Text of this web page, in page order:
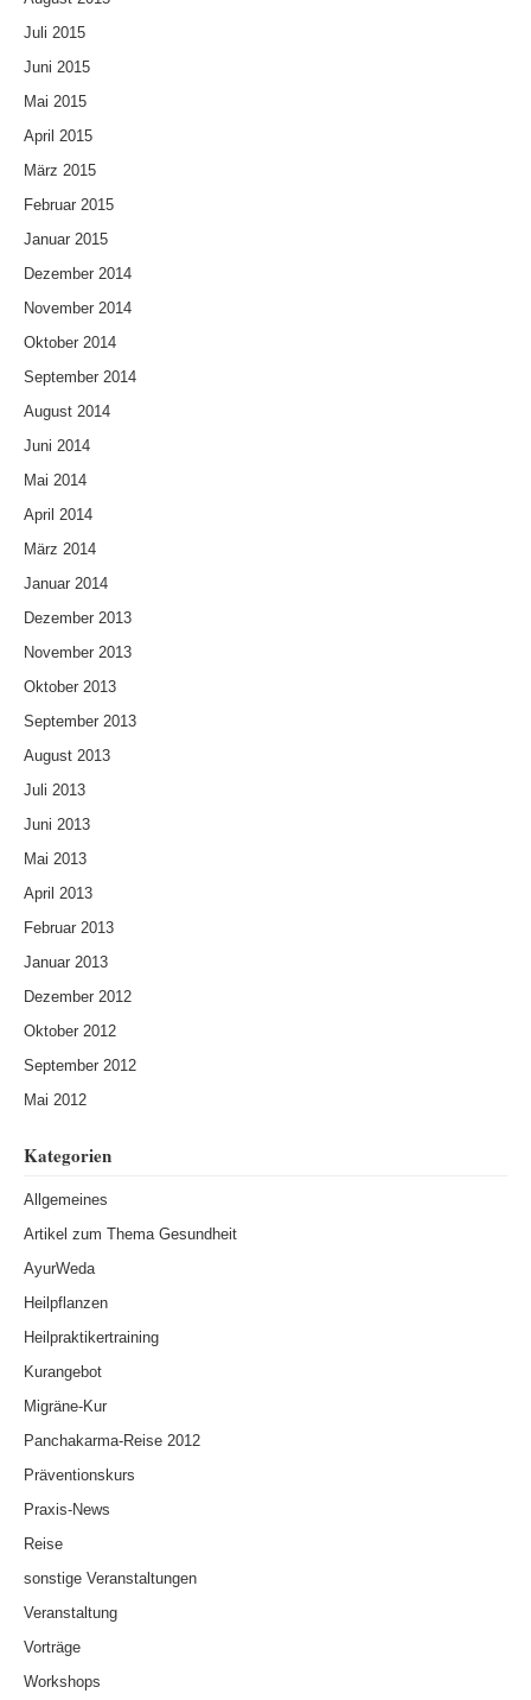
Juli 2015
Juni 2015
Mai 2015
April 2015
März 2015
Februar 2015
Januar 2015
Dezember 2014
November 2014
Oktober 2014
September 2014
August 2014
Juni 2014
Mai 2014
April 2014
März 2014
Januar 2014
Dezember 2013
November 2013
Oktober 2013
September 2013
August 2013
Juli 2013
Juni 2013
Mai 2013
April 2013
Februar 2013
Januar 2013
Dezember 2012
Oktober 2012
September 2012
Mai 2012
Kategorien
Allgemeines
Artikel zum Thema Gesundheit
AyurWeda
Heilpflanzen
Heilpraktikertraining
Kurangebot
Migräne-Kur
Panchakarma-Reise 2012
Präventionskurs
Praxis-News
Reise
sonstige Veranstaltungen
Veranstaltung
Vorträge
Workshops